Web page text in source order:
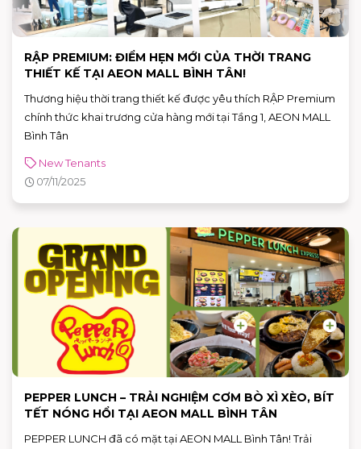
RẬP PREMIUM: ĐIỂM HẸN MỚI CỦA THỜI TRANG
THIẾT KẾ TẠI AEON MALL BÌNH TÂN!
Thương hiệu thời trang thiết kế được yêu thích RẬP Premium
chính thức khai trương cửa hàng mới tại Tầng 1, AEON MALL
Bình Tân
New Tenants
07/11/2025
PEPPER LUNCH – TRẢI NGHIỆM CƠM BÒ XÌ XÈO, BÍT
TẾT NÓNG HỔI TẠI AEON MALL BÌNH TÂN
PEPPER LUNCH đã có mặt tại AEON MALL Bình Tân! Trải